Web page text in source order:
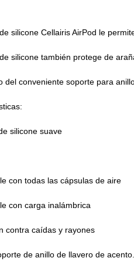
silicone Cellairis AirPod le
silicone también protege de
del conveniente soporte para
silicone suave
con todas las cápsulas de aire
con carga inalámbrica
contra caídas y rayones
de anillo de llavero de acento.